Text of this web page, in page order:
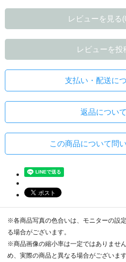
レビューを見る
レビューを投
支払い・配送に
返品について
この商品について問
※各商品写真の色合いは、モニターの設
る場合がございます。
※商品画像の縮小率は一定ではありませ
め、実際の商品と異なる場合がございま